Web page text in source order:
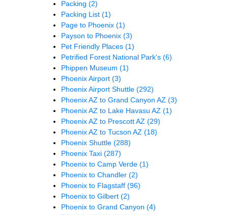
Packing (2)
Packing List (1)
Page to Phoenix (1)
Payson to Phoenix (3)
Pet Friendly Places (1)
Petrified Forest National Park's (6)
Phippen Museum (1)
Phoenix Airport (3)
Phoenix Airport Shuttle (292)
Phoenix AZ to Grand Canyon AZ (3)
Phoenix AZ to Lake Havasu AZ (1)
Phoenix AZ to Prescott AZ (29)
Phoenix AZ to Tucson AZ (18)
Phoenix Shuttle (288)
Phoenix Taxi (287)
Phoenix to Camp Verde (1)
Phoenix to Chandler (2)
Phoenix to Flagstaff (96)
Phoenix to Gilbert (2)
Phoenix to Grand Canyon (4)